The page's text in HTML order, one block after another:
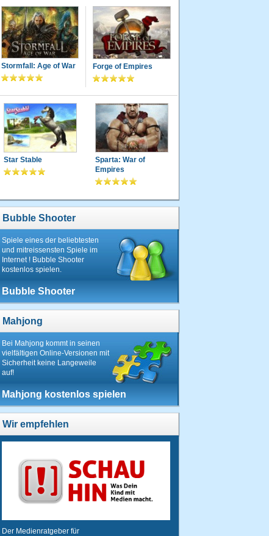
Stormfall: Age of War Forge of Empires
Star Stable
Sparta: War of
Empires
Bubble Shooter
Spiele eines der beliebtesten
und mitreissensten Spiele im
Internet ! Bubble Shooter
kostenlos spielen.
Bubble Shooter
Mahjong
Bei Mahjong kommt in seinen
vielfältigen Online-Versionen mit
Sicherheit keine Langeweile
auf!
Mahjong kostenlos spielen
Wir empfehlen
Der Medienratgeber für